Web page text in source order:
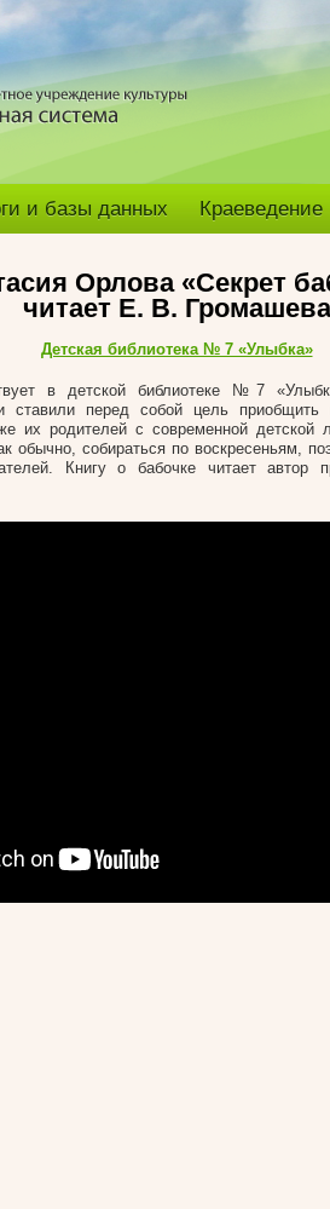
и базы данных Краеведение
Орлова «Секрет
читает Е. В. Громашева
Детская библиотека № 7 «Улыбка»
в детской библиотеке №7
ставили перед собой цель
их родителей с современной детской
обычно, собираться по воскресеньям,
Книгу о бабочке читает автор